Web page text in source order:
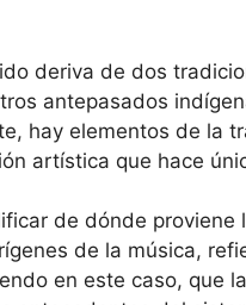
deriva de dos
antepasados
hay elementos de la
artística que hace
de dónde
de la música,
en este caso, que